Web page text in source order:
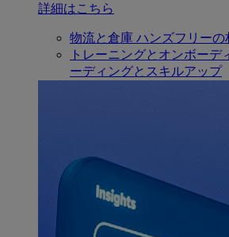
詳細はこちら
物流と倉庫 ハンズフリーの
トレーニングとオンボーデ
ーディングとスキルアップ